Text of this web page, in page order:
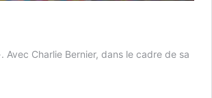
Avec Charlie Bernier, dans le cadre de sa